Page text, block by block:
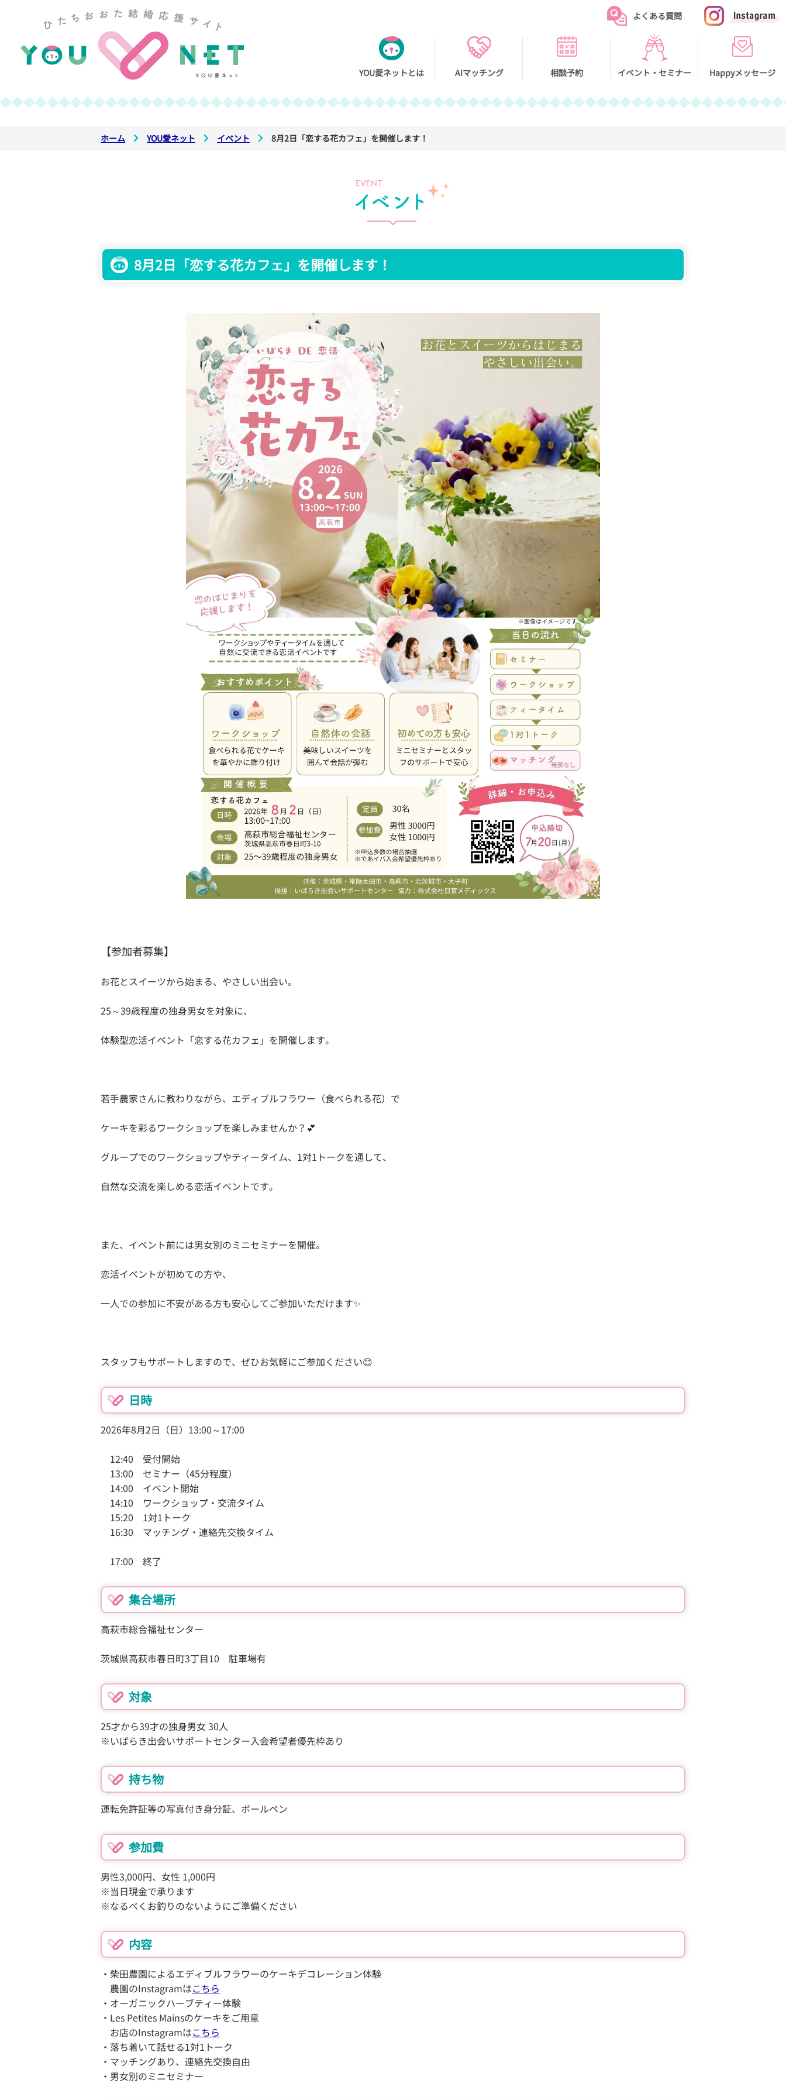
よくある質問
YOU愛ネットとは AIマッチング 相談予約 イベント・セミナー Happyメッセージ
ホーム YOU愛ネット イベント 8月2日「恋する花カフェ」を開催します！
8月2日「恋する花カフェ」を開催します！
【参加者募集】
お花とスイーツから始まる、やさしい出会い。
25～39歳程度の独身男女を対象に、
体験型恋活イベント「恋する花カフェ」を開催します。
若手農家さんに教わりながら、エディブルフラワー（食べられる花）で
ケーキを彩るワークショップを楽しみませんか？💕
グループでのワークショップやティータイム、1対1トークを通して、
自然な交流を楽しめる恋活イベントです。
また、イベント前には男女別のミニセミナーを開催。
恋活イベントが初めての方や、
一人での参加に不安がある方も安心してご参加いただけます✨
スタッフもサポートしますので、ぜひお気軽にご参加ください😊
日時
2026年8月2日（日）13:00～17:00
12:40 受付開始
13:00 セミナー（45分程度）
14:00 イベント開始
14:10 ワークショップ・交流タイム
15:20 1対1トーク
16:30 マッチング・ 連絡先交換タイム
17:00 終了
集合場所
高萩市総合福祉センター
茨城県高萩市春日町3丁目10 駐車場有
対象
25才から39才の独身男女 30人
※いばらき出会いサポートセンター入会希望者優先枠あり
持ち物
運転免許証等の写真付き身分証、ボールペン
参加費
男性3,000円、女性 1,000円
※当日現金で承ります
※なるべくお釣りのないようにご準備ください
内容
・柴田農園によるエディブルフラワーのケーキデコレーション体験
農園のInstagramはこちら
・オーガニックハーブティー体験
・Les Petites Mainsのケーキをご用意
お店のInstagramはこちら
・落ち着いて話せる1対1トーク
・マッチングあり、連絡先交換自由
・男女別のミニセミナー